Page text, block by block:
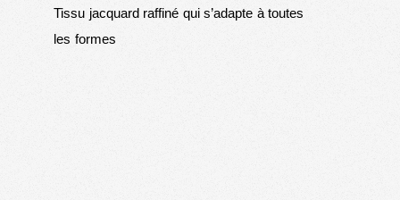
Tissu jacquard raffiné qui s’adapte à toutes
les formes